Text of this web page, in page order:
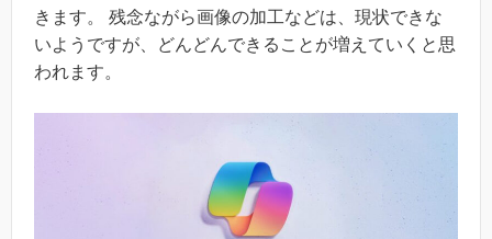
きます。 残念ながら画像の加工などは、現状できな
いようですが、どんどんできることが増えていくと思
われます。